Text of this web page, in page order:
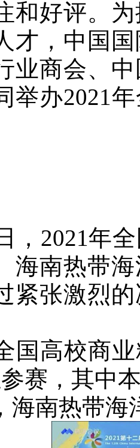
和好评。
才，中国
业商会、
举办2021
2021年全
海南热带
紧张激烈
高校商业
赛，其中
南热带海